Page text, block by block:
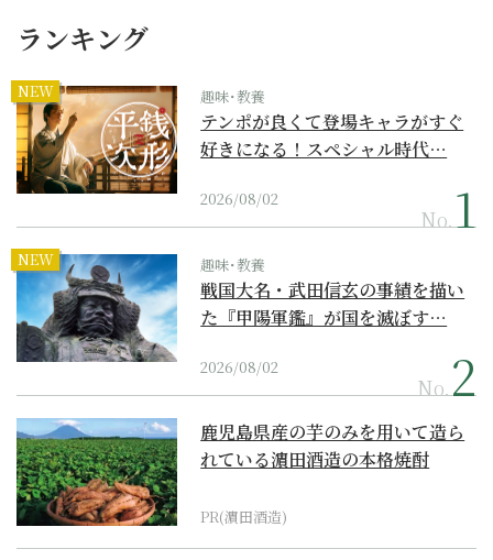
ランキング
NEW 趣味･教養
テンポが良くて登場キャラがすぐ
好きになる！スペシャル時代…
2026/08/02
No.
NEW 趣味･教養
戦国大名・武田信玄の事績を描い
た『甲陽軍鑑』が国を滅ぼす…
2026/08/02
No.
鹿児島県産の芋のみを用いて造ら
れている濵田酒造の本格焼酎
PR(濵田酒造)